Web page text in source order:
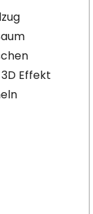
Effekt